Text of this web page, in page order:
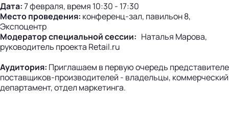
Дата:7 февраля, время 10:30 - 17:30
Место проведения: конференц-зал, павильон 8,
Экспоцентр
Модератор специальной сессии: Наталья Марова,
руководитель проекта Retail.ru
Аудитория: Приглашаем в первую очередь
поставщиков-производителей - владельцы, коммерческий
департамент, отдел маркетинга.